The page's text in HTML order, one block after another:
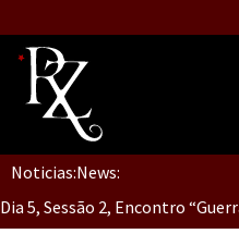
Inicio
Quiénes Somos
Noticias:News:
Dia 5, Sessão 2, Encontro